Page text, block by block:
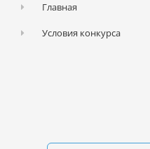
Главная
Условия конкурса